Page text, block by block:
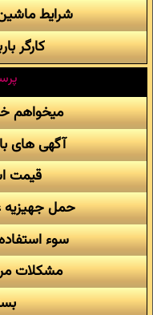
شرایط
کارگر
میخواهم
آگهی های
قیمت
حمل جهیزیه
سوء
مشکلات